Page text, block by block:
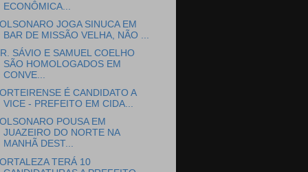
ECONÔMICA...
JOGA SINUCA EM
BAR DE MISSÃO VELHA, NÃO ...
SÁVIO E SAMUEL COELHO
SÃO HOMOLOGADOS EM
CONVE...
É CANDIDATO A
VICE - PREFEITO EM CIDA...
POUSA EM
JUAZEIRO DO NORTE NA
MANHÃ DEST...
TERÁ 10